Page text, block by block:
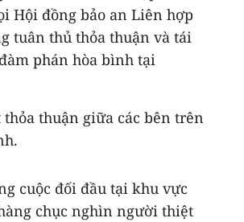
Hội đồng bảo an Liên hợp
tuân thủ thỏa thuận và tái
phán hòa bình tại
thuận giữa các bên trên
cuộc đối đầu tại khu vực
chục nghìn người thiệt